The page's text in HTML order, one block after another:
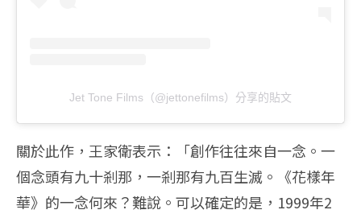
Jet Tone Films（@jettonefilms）分享的貼文
關於此作，王家衛表示：「創作往往來自一念。一
個念頭有九十剎那，一剎那有九百生滅。《花樣年
華》的一念何來？難說。可以確定的是，1999年2